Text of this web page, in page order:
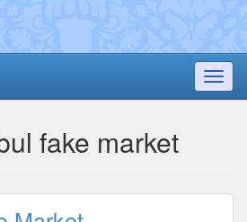
fake market